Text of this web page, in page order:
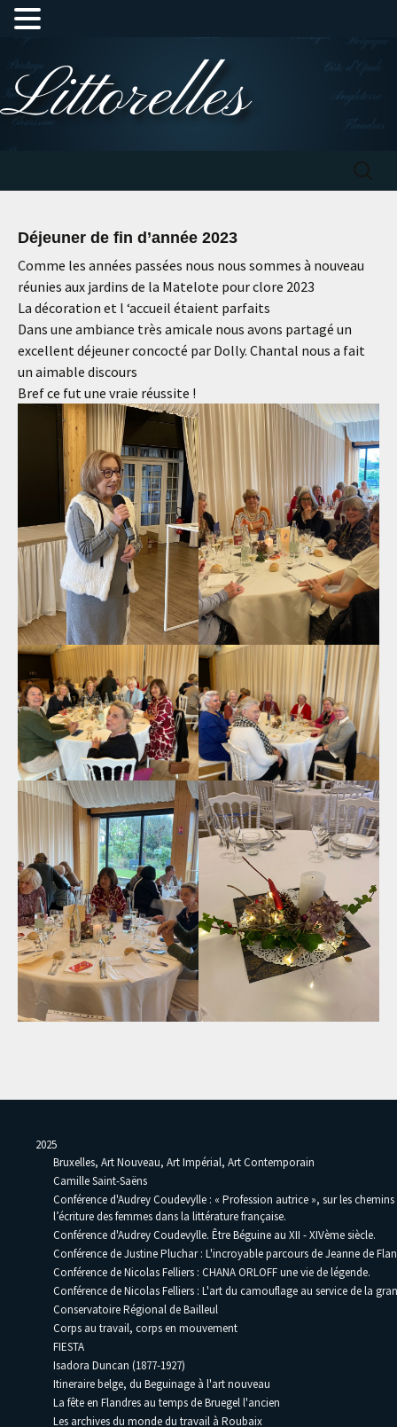
au
contenu
Littorelles
Déjeuner de fin d’année 2023
Comme les années passées nous nous sommes à nouveau
réunies aux jardins de la Matelote pour clore 2023
La décoration et l ‘accueil étaient parfaits
Dans une ambiance très amicale nous avons partagé un
excellent déjeuner concocté par Dolly. Chantal nous a fait
un aimable discours
Bref ce fut une vraie réussite !
2025
Bruxelles, Art Nouveau, Art Impérial, Art Contemporain
Camille Saint-Saëns
Conférence d'Audrey Coudevylle : « Profession autrice », sur les
l’écriture des femmes dans la littérature française.
Conférence d'Audrey Coudevylle. Être Béguine au XII - XIVème siècle.
Conférence de Justine Pluchar : L'incroyable parcours de Jeanne de
Conférence de Nicolas Felliers : CHANA ORLOFF une vie de légende.
Conférence de Nicolas Felliers : L'art du camouflage au service de la
Conservatoire Régional de Bailleul
Corps au travail, corps en mouvement
FIESTA
Isadora Duncan (1877-1927)
Itineraire belge, du Beguinage à l'art nouveau
La fête en Flandres au temps de Bruegel l'ancien
Les archives du monde du travail à Roubaix